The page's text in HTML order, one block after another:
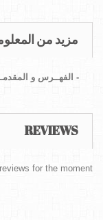
مزيد من
- الفهــرس و
REVIEWS
for the moment.